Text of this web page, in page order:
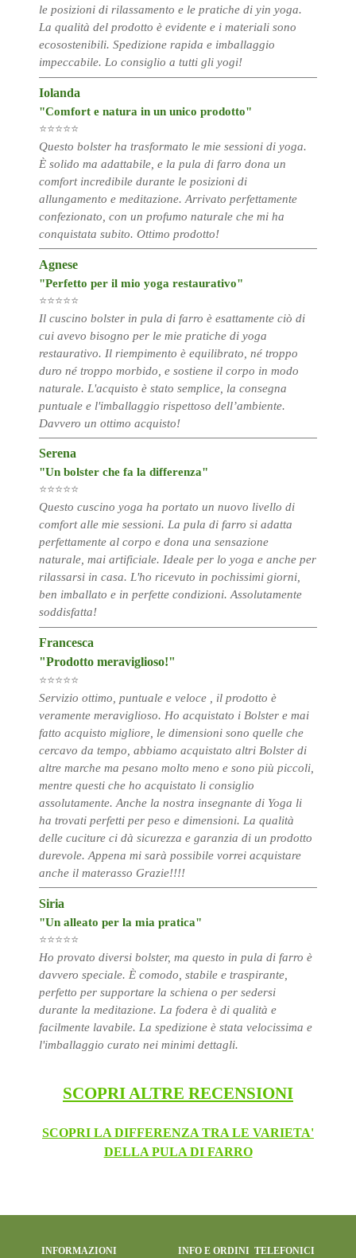
le posizioni di rilassamento e le pratiche di yin yoga.
La qualità del prodotto è evidente e i materiali sono
ecosostenibili. Spedizione rapida e imballaggio
impeccabile. Lo consiglio a tutti gli yogi!
Iolanda
"Comfort e natura in un unico prodotto"
⭐⭐⭐⭐⭐
Questo bolster ha trasformato le mie sessioni di yoga.
È solido ma adattabile, e la pula di farro dona un
comfort incredibile durante le posizioni di
allungamento e meditazione. Arrivato perfettamente
confezionato, con un profumo naturale che mi ha
conquistata subito. Ottimo prodotto!
Agnese
"Perfetto per il mio yoga restaurativo"
⭐⭐⭐⭐⭐
Il cuscino bolster in pula di farro è esattamente ciò di
cui avevo bisogno per le mie pratiche di yoga
restaurativo. Il riempimento è equilibrato, né troppo
duro né troppo morbido, e sostiene il corpo in modo
naturale. L'acquisto è stato semplice, la consegna
puntuale e l'imballaggio rispettoso dell’ambiente.
Davvero un ottimo acquisto!
Serena
"Un bolster che fa la differenza"
⭐⭐⭐⭐⭐
Questo cuscino yoga ha portato un nuovo livello di
comfort alle mie sessioni. La pula di farro si adatta
perfettamente al corpo e dona una sensazione
naturale, mai artificiale. Ideale per lo yoga e anche per
rilassarsi in casa. L'ho ricevuto in pochissimi giorni,
ben imballato e in perfette condizioni. Assolutamente
soddisfatta!
Francesca
"Prodotto meraviglioso!"
⭐⭐⭐⭐⭐
Servizio ottimo, puntuale e veloce , il prodotto è
veramente meraviglioso. Ho acquistato i Bolster e mai
fatto acquisto migliore, le dimensioni sono quelle che
cercavo da tempo, abbiamo acquistato altri Bolster di
altre marche ma pesano molto meno e sono più piccoli,
mentre questi che ho acquistato li consiglio
assolutamente. Anche la nostra insegnante di Yoga li
ha trovati perfetti per peso e dimensioni. La qualità
delle cuciture ci dà sicurezza e garanzia di un prodotto
durevole. Appena mi sarà possibile vorrei acquistare
anche il materasso Grazie!!!!
Siria
"Un alleato per la mia pratica"
⭐⭐⭐⭐⭐
Ho provato diversi bolster, ma questo in pula di farro è
davvero speciale. È comodo, stabile e traspirante,
perfetto per supportare la schiena o per sedersi
durante la meditazione. La fodera è di qualità e
facilmente lavabile. La spedizione è stata velocissima e
l'imballaggio curato nei minimi dettagli.
SCOPRI ALTRE RECENSIONI
SCOPRI LA DIFFERENZA TRA LE VARIETA'
DELLA PULA DI FARRO
INFORMAZIONI INFO E ORDINI TELEFONICI